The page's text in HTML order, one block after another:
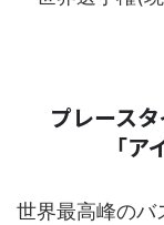
プレース
「
世界最高峰のバ